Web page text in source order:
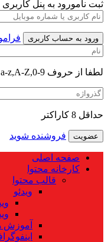
ثبت نامورود به پنل کاربری
لطفا از حروف a-z,A-Z,0-9 استفاده نمایید - حداقل 5 کاراکتر
حداقل 8 کاراکتر
فروشنده شوید
صفحه اصلی
کارخانه محتوا
قالب محتوا
ویدئو
آموزش